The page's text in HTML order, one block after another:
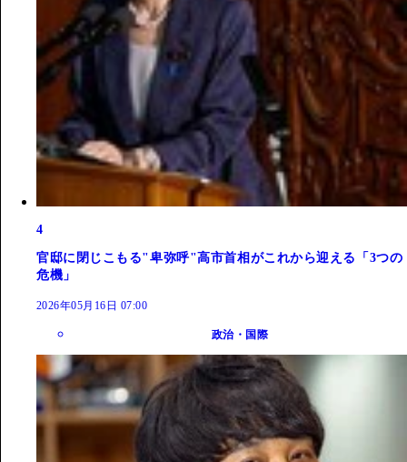
4
官邸に閉じこもる"卑弥呼"高市首相がこれから迎える「3つの
危機」
2026年05月16日 07:00
政治・国際